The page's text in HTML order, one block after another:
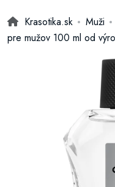
Krasotika.sk Muži
pre mužov 100 ml od